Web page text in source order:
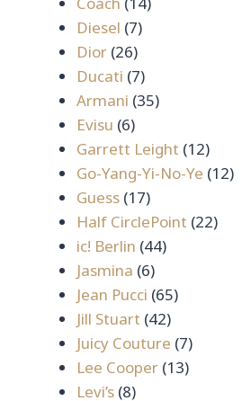
Diesel 77
สินค้า
Dior 2626
สินค้า
Ducati 77
สินค้า
Armani 3535
Evisu 66
สินค้า
Garrett Leight 1212
สินค้า
Go-Yang-Yi-No-Ye 1212
Guess 1717
สินค้า
Half CirclePoint 2222
ic! Berlin 4444
Jasmina 66
สินค้า
Jean Pucci 6565
Jill Stuart 4242
สินค้า
Juicy Couture 77
สินค้า
Lee Cooper 1313
Levi’s 88